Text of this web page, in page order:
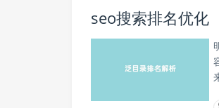
seo搜索排名优化